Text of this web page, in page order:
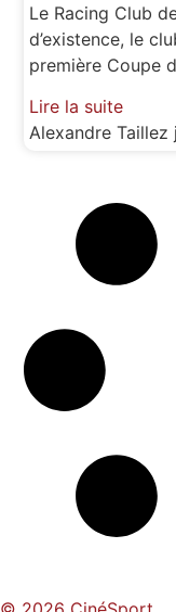
Le Racing Club
d’existence, le
première Coupe
Lire la suite
Alexandre Taillez